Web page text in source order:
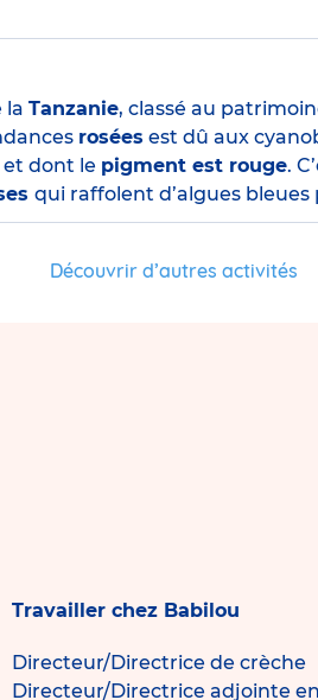
la Tanzanie, classé au
rosées est dû aux
dont le pigment est rouge.
qui raffolent d’algues bleues
Découvrir d’autres activités
Travailler chez Babilou
Directeur/Directrice de crèche
Directeur/Directrice adjointe